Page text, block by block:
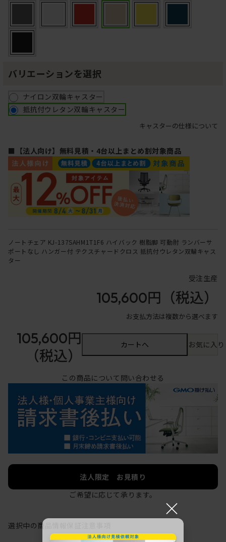
バリエーションを選択
ナイロン双輪キャスター
抵抗付ウレタン双輪キャスター
キャスターの仕様について
■【法人向け】無料見積・4台以上まとめ割対象商品
ノートチェア KJ-137SAHM1T1F6 ハイバック 樹脂脚 可動肘 ランバーサ
ポートなし ハンガー付 テクスチャードクロス 抵抗付ウレタン双輪キャス
ター
受注生産
105,600円 （税込）
お支払方法は複数から選べます
105,600円
（税込）
カートへ お気に入
この商品について問い合わせる
法人限定 お見積り
ご希望に応じて承ります。
選択中の商品情報
×